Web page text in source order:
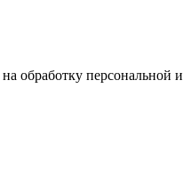
на обработку персональной